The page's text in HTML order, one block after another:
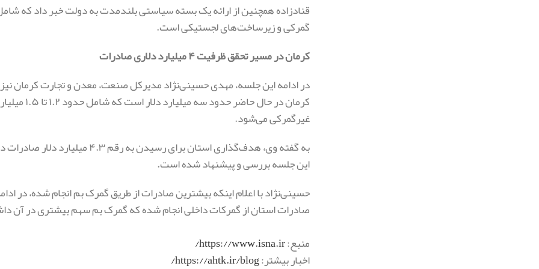
قنادزاده همچنین از ارائه یک بسته سیاستی بلندمدت به دولت خبر داد که
گمرکی و زیرساخت‌های لجستیکی است.
کرمان در مسیر تحقق ظرفیت ۴ میلیارد دلاری صادرات
در ادامه این جلسه، مهدی حسینی‌نژاد مدیرکل صنعت، معدن و تجارت کرمان
غیرگمرکی می‌شود.
به گفته وی، هدف‌گذاری استان برای
این جلسه بررسی و پیشنهاد شده است.
صادرات استان از گمرکات داخلی انجام شده که گمرک بم سهم بیشتری در آن
منبع:https://www.isna.ir/
اخبار بیشتر:https://ahtk.ir/blog/